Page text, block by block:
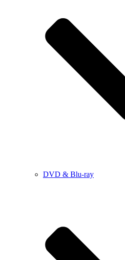
DVD & Blu-ray